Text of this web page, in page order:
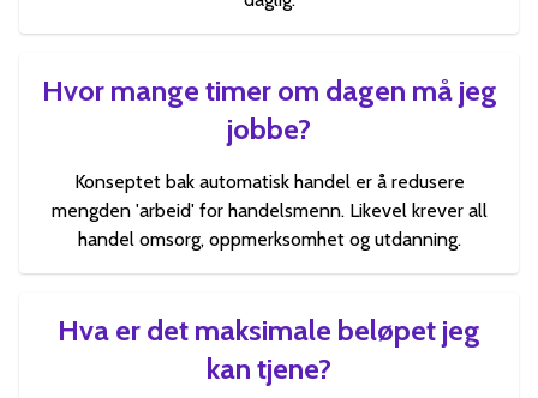
Hvor mange timer om dagen må jeg
jobbe?
Konseptet bak automatisk handel er å redusere
mengden 'arbeid' for handelsmenn. Likevel krever all
handel omsorg, oppmerksomhet og utdanning.
Hva er det maksimale beløpet jeg
kan tjene?